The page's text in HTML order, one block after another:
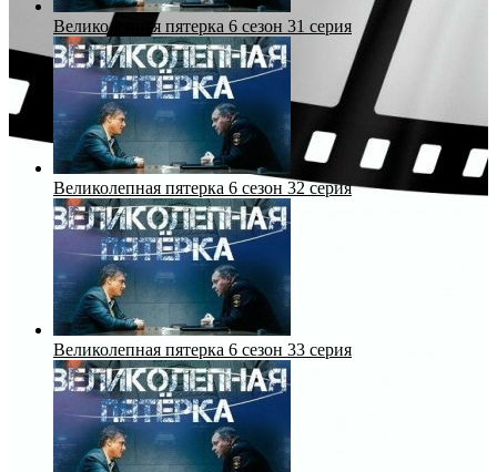
Великолепная пятерка 6 сезон 31 серия
Великолепная пятерка 6 сезон 32 серия
Великолепная пятерка 6 сезон 33 серия